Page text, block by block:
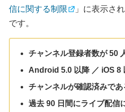
信に関する制限
」に表示さ
です。
チャンネル登録者数が 50
Android 5.0 以降 ／ iOS 8
チャンネルが確認済みであ
過去 90 日間にライブ配信